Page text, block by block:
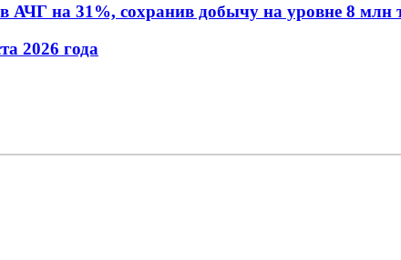
АЧГ на 31%, сохранив добычу на уровне 8 млн
2026 года